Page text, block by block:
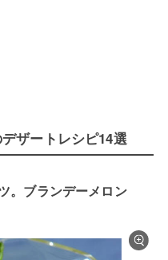
ザートレシピ14選
。ブランデーメロン